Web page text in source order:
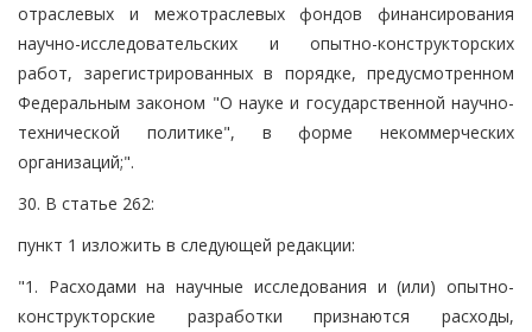
отраслевых и межотраслевых фондов финансирования
научно-исследовательских и опытно-конструкторских
работ, зарегистрированных в порядке, предусмотренном
Федеральным законом "О науке и государственной научно-
технической политике", в форме некоммерческих
организаций;".
30. В статье 262:
пункт 1 изложить в следующей редакции:
"1. Расходами на научные исследования и (или) опытно-
конструкторские разработки признаются расходы,